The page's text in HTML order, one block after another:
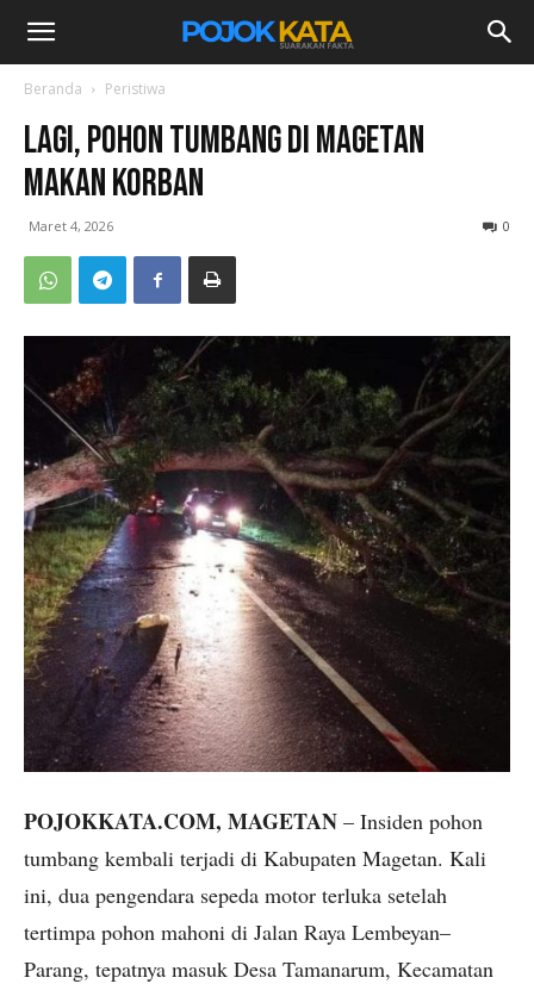
Beranda Peristiwa
Lagi, Pohon Tumbang di Magetan
Makan Korban
Maret 4, 2026 0
POJOKKATA.COM, MAGETAN – Insiden pohon
tumbang kembali terjadi di Kabupaten Magetan. Kali
ini, dua pengendara sepeda motor terluka setelah
tertimpa pohon mahoni di Jalan Raya Lembeyan–
Parang, tepatnya masuk Desa Tamanarum, Kecamatan